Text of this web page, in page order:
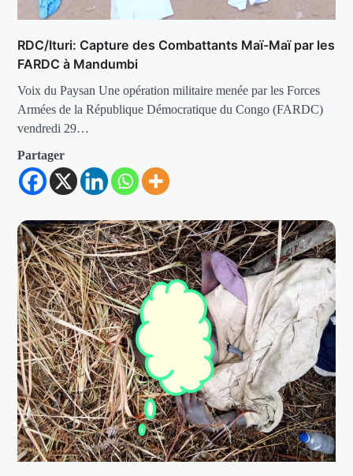
RDC/Ituri: Capture des Combattants Maï-Maï par les
FARDC à Mandumbi
Voix du Paysan Une opération militaire menée par les Forces
Armées de la République Démocratique du Congo (FARDC)
vendredi 29…
Partager